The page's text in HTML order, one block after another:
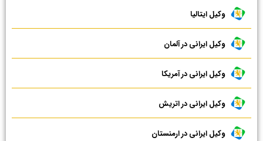
وکیل ایتالیا
وکیل ایرانی در آلمان
وکیل ایرانی در آمریکا
وکیل ایرانی در اتریش
وکیل ایرانی در ارمنستان